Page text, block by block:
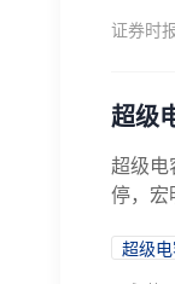
证券时
超级
超级电
停，宏
超级